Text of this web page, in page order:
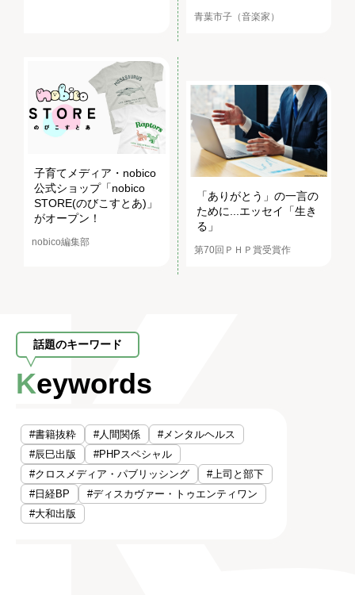
青葉市子（音楽家）
子育てメディア・nobico
公式ショップ「nobico
STORE(のびこすとあ)」
がオープン！
nobico編集部
「ありがとう」の一言の
ために...エッセイ「生き
る」
第70回ＰＨＰ賞受賞作
話題のキーワード
Keywords
#書籍抜粋 #人間関係
#メンタルヘルス
#辰巳出版
#PHPスペシャル
#クロスメディア・パブリッシング
#上司と部下
#日経BP
#ディスカヴァー・トゥエンティワン
#大和出版